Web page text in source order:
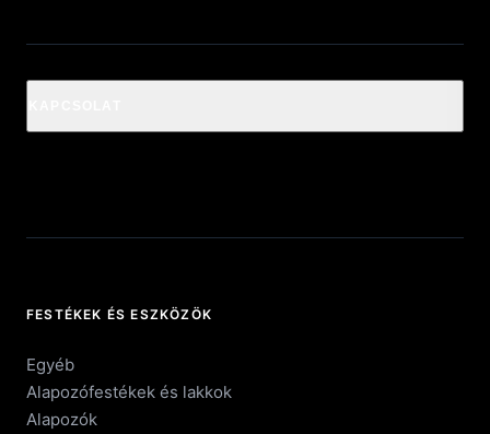
FESTÉKEK ÉS ESZKÖZÖK
Egyéb
Alapozófestékek és lakkok
Alapozók